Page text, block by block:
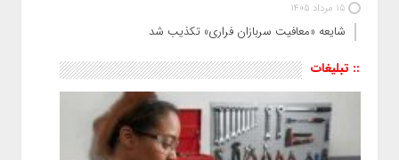
15 مرداد 1405
شایعه «معافیت سربازان فراری» تکذیب شد
:: تبلیغات